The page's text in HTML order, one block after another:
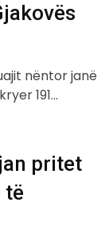
nëntor janë
191…
pritet
të